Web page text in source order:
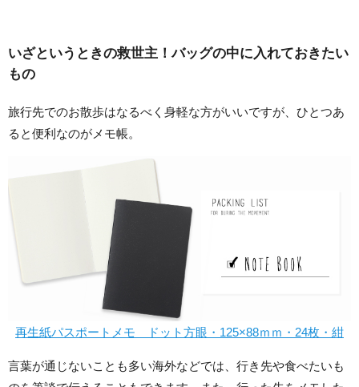
いざというときの救世主！バッグの中に入れておきたい
もの
旅行先でのお散歩はなるべく身軽な方がいいですが、ひとつあ
ると便利なのがメモ帳。
再生紙パスポートメモ ドット方眼・125×88ｍｍ・24枚・紺
言葉が通じないことも多い海外などでは、行き先や食べたいも